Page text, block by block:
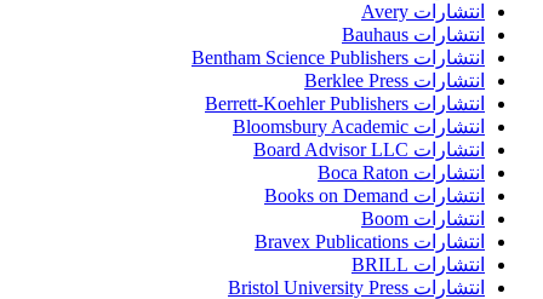
انتشارات Avery
انتشارات Bauhaus
انتشارات Bentham Science Publishers
انتشارات Berklee Press
انتشارات Berrett-Koehler Publishers
انتشارات Bloomsbury Academic
انتشارات Board Advisor LLC
انتشارات Boca Raton
انتشارات Books on Demand
انتشارات Boom
انتشارات Bravex Publications
انتشارات BRILL
انتشارات Bristol University Press